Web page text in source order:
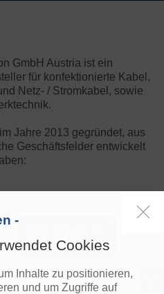
GmbH Austria ist ein
für konfektionierte Kabel,
Netz- / Stromkabel, sowie
Jahre 2013 gegründet, aus
Geschäftsfelder entwickelt
-
Cookies
Inhalte zu positionieren,
und um Zugriffe auf